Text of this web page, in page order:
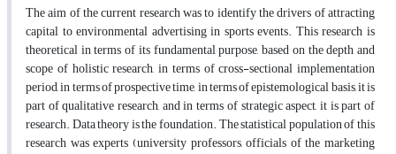
The aim of the current research was to identify the drivers of attracting
capital to environmental advertising in sports events. This research is
theoretical in terms of its fundamental purpose, based on the depth and
scope of holistic research, in terms of cross-sectional implementation
period, in terms of prospective time, in terms of epistemological basis, it is
part of qualitative research, and in terms of strategic aspect, it is part of
research. Data theory is the foundation. The statistical population of this
research was experts (university professors, officials of the marketing